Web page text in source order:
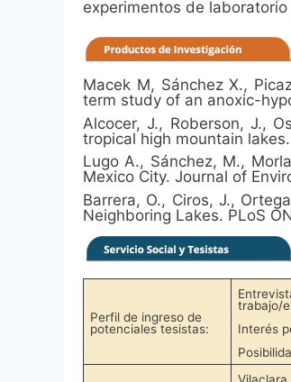
experimentos de laboratorio
Macek M, Sánchez X.,
term study of an anoxic-
Alcocer, J., Roberson, J.,
tropical high mountain
Lugo A., Sánchez, M.,
Mexico City. Journal of
Barrera, O., Ciros, J.,
Neighboring Lakes. PLoS
Perfil de ingreso de
potenciales tesistas:
trabajo/
Interés